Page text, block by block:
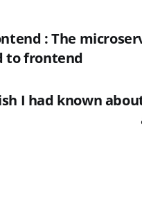
: The
to frontend
I had known